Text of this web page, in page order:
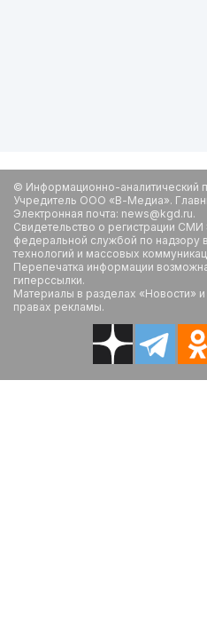
© Информационно-аналитический
Учредитель ООО «В-Медиа».
Электронная почта: news@kgd.ru.
Свидетельство о регистрации
федеральной службой по надзору
технологий и массовых
Перепечатка информации
гиперссылки.
Материалы в разделах «Новости»
правах рекламы.